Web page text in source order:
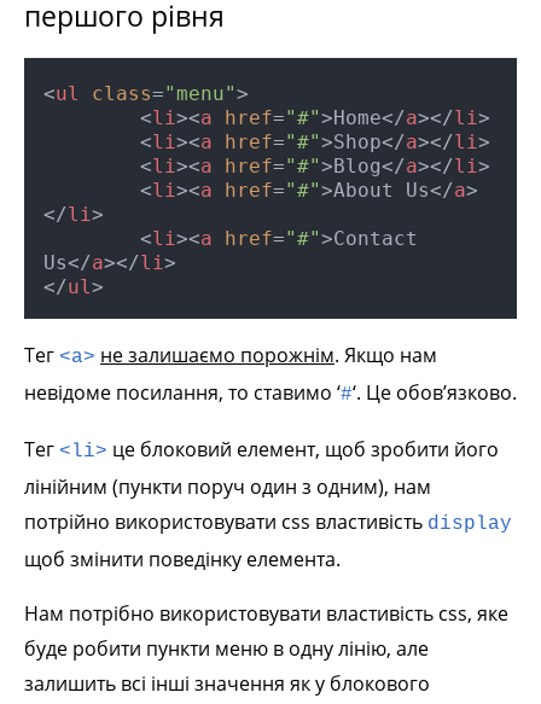
першого рівня
<ul class="menu">
<li><a href="#">Home</a></li>
<li><a href="#">Shop</a></li>
<li><a href="#">Blog</a></li>
<li><a href="#">About Us</a>
</li>
<li><a href="#">Contact
Us</a></li>
</ul>
Тег <a> не залишаємо порожнім. Якщо нам
невідоме посилання, то ставимо ‘#‘. Це обов’язково.
Тег <li> це блоковий елемент, щоб зробити його
лінійним (пункти поруч один з одним), нам
потрійно використовувати css властивість display
щоб змінити поведінку елемента.
Нам потрібно використовувати властивість css, яке
буде робити пункти меню в одну лінію, але
залишить всі інші значення як у блокового